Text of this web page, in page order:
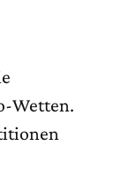
Wetten.